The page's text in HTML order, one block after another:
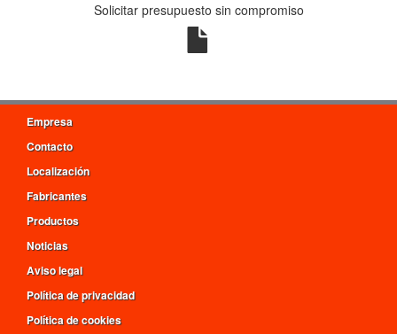
Solicitar presupuesto sin compromiso
Empresa
Contacto
Localización
Fabricantes
Productos
Noticias
Aviso legal
Política de privacidad
Política de cookies